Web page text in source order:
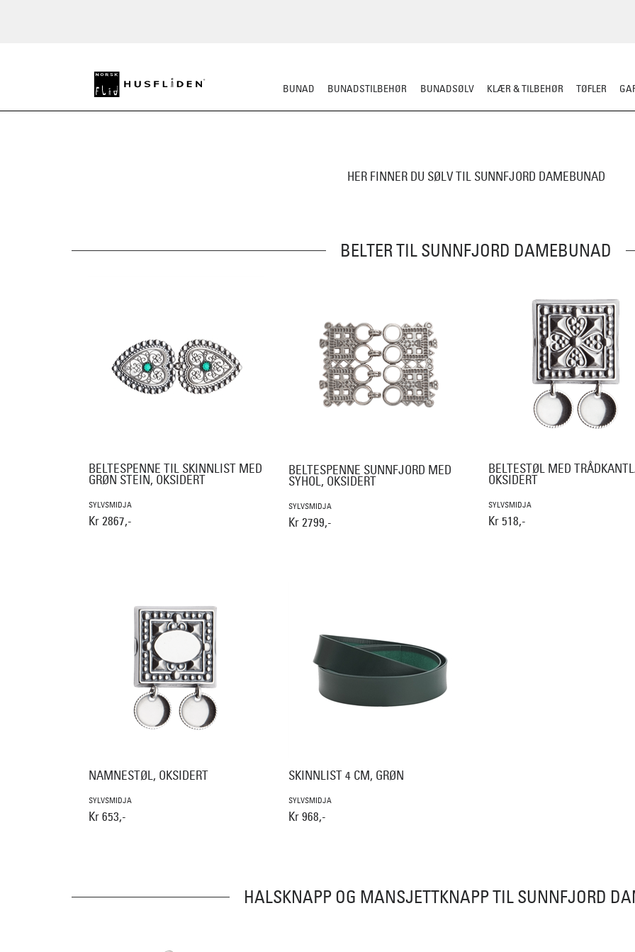
BUNAD BUNADSTILBEHØR BUNADSØLV KLÆR & TILBEHØR TØFLER
HER FINNER DU SØLV TIL SUNNFJORD DAMEBUNAD
BELTER TIL SUNNFJORD DAMEBUNAD
BELTESPENNE TIL SKINNLIST MED
GRØN STEIN, OKSIDERT
SYLVSMIDJA
Kr 2867,-
BELTESPENNE SUNNFJORD MED
SYHOL, OKSIDERT
SYLVSMIDJA
Kr 2799,-
BELTESTØL MED
OKSIDERT
SYLVSMIDJA
Kr 518,-
NAMNESTØL, OKSIDERT
SYLVSMIDJA
Kr 653,-
SKINNLIST 4 CM, GRØN
SYLVSMIDJA
Kr 968,-
HALSKNAPP OG MANSJETTKNAPP TIL SUNNFJORD